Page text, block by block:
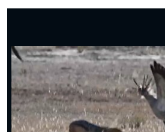
۱۴۰۴
۱۴۰۴